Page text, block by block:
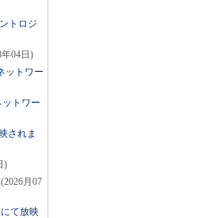
トロジ
年04日)
ットワー
トワー
されま
)
(2026月07
て放映